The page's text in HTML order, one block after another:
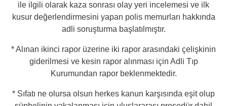
ile ilgili olarak kaza sonrası olay yeri incelemesi ve ilk
kusur değerlendirmesini yapan polis memurları hakkında
adli soruşturma başlatılmıştır.
* Alınan ikinci rapor üzerine iki rapor arasındaki çelişkinin
giderilmesi ve kesin rapor alınması için Adli Tıp
Kurumundan rapor beklenmektedir.
* Sıfatı ne olursa olsun herkes kanun karşısında eşit olup